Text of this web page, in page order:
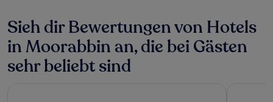
Sieh dir Bewertungen von Hotels
in Moorabbin an, die bei Gästen
sehr beliebt sind